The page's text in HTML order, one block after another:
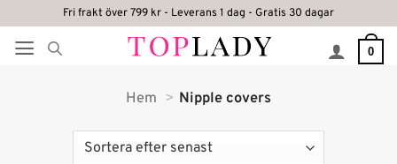
content
Fri frakt över 799 kr - Leverans 1 dag - Gratis 30 dagar
0
Hem Nipple covers